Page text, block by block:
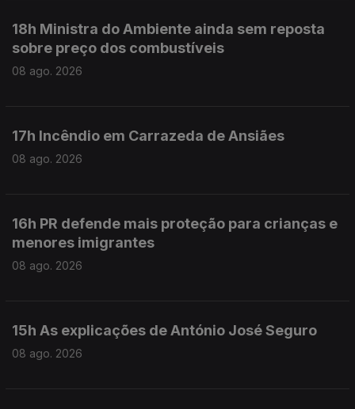
18h Ministra do Ambiente ainda sem reposta
sobre preço dos combustíveis
08 ago. 2026
17h Incêndio em Carrazeda de Ansiães
08 ago. 2026
16h PR defende mais proteção para crianças e
menores imigrantes
08 ago. 2026
15h As explicações de António José Seguro
08 ago. 2026